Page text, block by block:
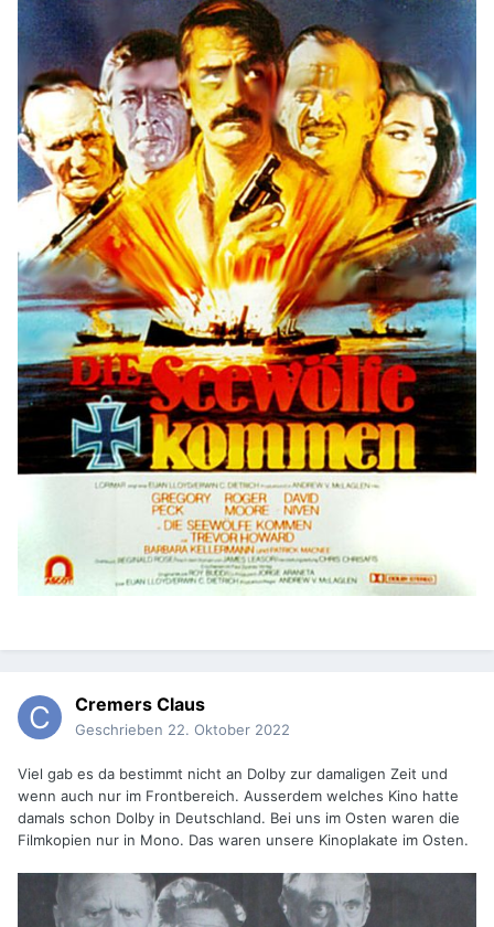
Cremers Claus
Geschrieben 22. Oktober 2022
Viel gab es da bestimmt nicht an Dolby zur damaligen Zeit und
wenn auch nur im Frontbereich. Ausserdem welches Kino hatte
damals schon Dolby in Deutschland. Bei uns im Osten waren die
Filmkopien nur in Mono. Das waren unsere Kinoplakate im Osten.